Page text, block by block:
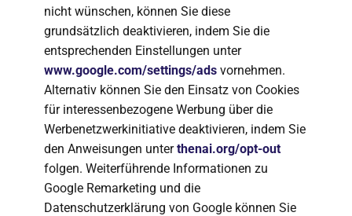
nicht wünschen, können Sie diese
grundsätzlich deaktivieren, indem Sie die
entsprechenden Einstellungen unter
www.google.com/settings/ads vornehmen.
Alternativ können Sie den Einsatz von Cookies
für interessenbezogene Werbung über die
Werbenetzwerkinitiative deaktivieren, indem Sie
den Anweisungen unterthenai.org/opt-out
folgen. Weiterführende Informationen zu
Google Remarketing und die
Datenschutzerklärung von Google können Sie